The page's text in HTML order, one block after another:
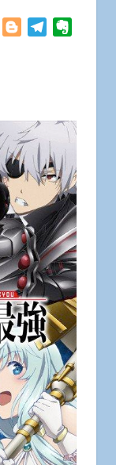
Plurk BloggerTelegram